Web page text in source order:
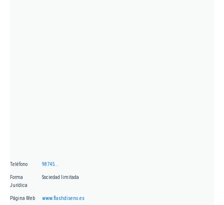
Teléfono 98745...
Forma
Jurídica
Sociedad limitada
Página Web www.flashdiseno.es